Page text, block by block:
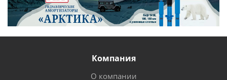
Компания
О компании